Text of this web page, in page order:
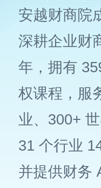
安越财商院
深耕企业财
年，拥有
权课程，服
业、300+
31 个行业
并提供财务